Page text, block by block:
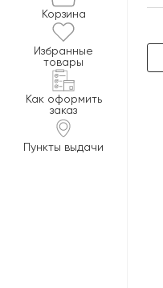
Корзина
Избранные
товары
Как оформить
заказ
Пункты выдачи